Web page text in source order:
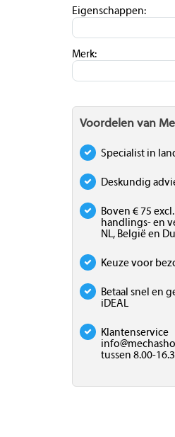
Eigenschappen:
Merk:
Voordelen van
Specialist in
Deskundig
Boven € 75
handlings- en
NL, België en
Keuze voor
Betaal snel en
iDEAL
Klantenservice
tussen 8.00-